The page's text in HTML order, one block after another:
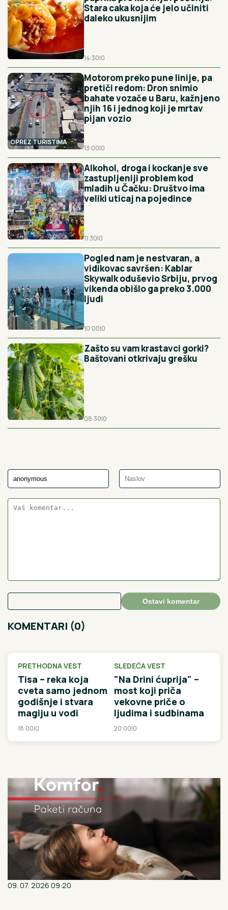
Stara caka koja će jelo učiniti
daleko ukusnijim
14:30|0
OPREZ TURISTIMA
Motorom preko pune linije, pa
pretiči redom: Dron snimio
bahate vozače u Baru, kažnjeno
njih 16 i jednog koji je mrtav
pijan vozio
13:00|0
Alkohol, droga i kockanje sve
zastupljeniji problem kod
mladih u Čačku: Društvo ima
veliki uticaj na pojedince
11:30|0
Pogled nam je nestvaran, a
vidikovac savršen: Kablar
Skywalk oduševio Srbiju, prvog
vikenda obišlo ga preko 3.000
ljudi
10:00|0
Zašto su vam krastavci gorki?
Baštovani otkrivaju grešku
08:30|0
Ostavi komentar
KOMENTARI (0)
PRETHODNA VEST
Tisa – reka koja
cveta samo jednom
godišnje i stvara
magiju u vodi
18:00|0
SLEDEĆA VEST
"Na Drini ćuprija" –
most koji priča
vekovne priče o
ljudima i sudbinama
20:00|0
09. 07. 2026 09:20